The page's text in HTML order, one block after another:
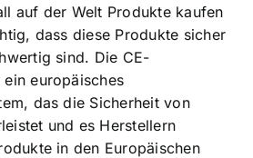
auf der Welt Produkte kaufen
dass diese Produkte sicher
sind. Die CE-
europäisches
, das die Sicherheit von
und es Herstellern
in den Europäischen